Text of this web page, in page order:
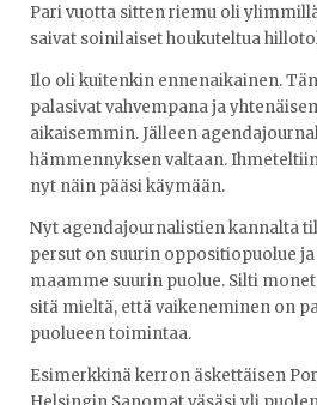
Pari vuotta sitten riemu oli
saivat soinilaiset houkuteltua
Ilo oli kuitenkin ennenaikainen.
palasivat vahvempana ja
aikaisemmin. Jälleen
hämmennyksen valtaan.
nyt näin pääsi käymään.
Nyt agendajournalistien kannalta
persut on suurin oppositiopuolue
maamme suurin puolue. Silti
sitä mieltä, että vaikeneminen on
puolueen toimintaa.
Esimerkkinä kerron äskettäisen